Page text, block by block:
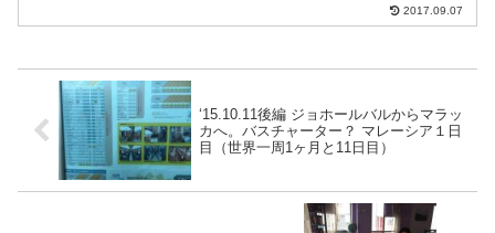
2017.09.07
‘15.10.11後編 ジョホールバルからマラッ
カへ。バスチャーター？ マレーシア１日
目（世界一周1ヶ月と11日目）